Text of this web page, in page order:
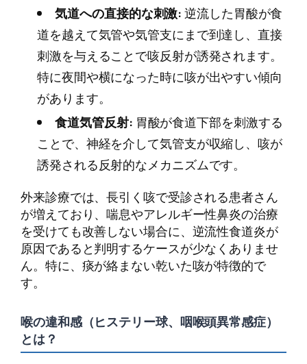
気道への直接的な刺激:逆流した胃酸が食
道を越えて気管や気管支にまで到達し、直接
刺激を与えることで咳反射が誘発されます。
特に夜間や横になった時に咳が出やすい傾向
があります。
食道気管反射: 胃酸が食道下部を刺激する
ことで、神経を介して気管支が収縮し、咳が
誘発される反射的なメカニズムです。
外来診療では、長引く咳で受診される患者さん
が増えており、喘息やアレルギー性鼻炎の治療
を受けても改善しない場合に、逆流性食道炎が
原因であると判明するケースが少なくありませ
ん。特に、痰が絡まない乾いた咳が特徴的で
す。
喉の違和感（ヒステリー球、咽喉頭異常感症）
とは？